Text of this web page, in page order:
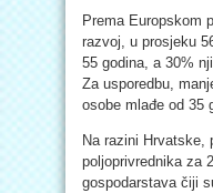
Prema Europskom
razvoj, u prosjeku
55 godina, a 30%
Za usporedbu,
osobe mlađe od 35
Na razini Hrvatske,
poljoprivrednika za
gospodarstava čiji